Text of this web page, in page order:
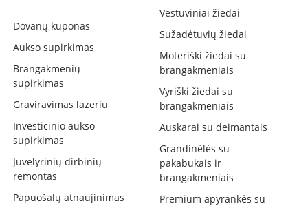
Dovanų kuponas
Aukso supirkimas
Brangakmenių
supirkimas
Graviravimas lazeriu
Investicinio aukso
supirkimas
Juvelyrinių dirbinių
remontas
Papuošalų atnaujinimas
Vestuviniai žiedai
Sužadėtuvių žiedai
Moteriški žiedai su
brangakmeniais
Vyriški žiedai su
brangakmeniais
Auskarai su deimantais
Grandinėlės su
pakabukais ir
brangakmeniais
Premium apyrankės su